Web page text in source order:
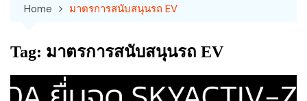
Home มาตรการสนับสนุนรถ EV
Tag: มาตรการสนับสนุนรถ EV